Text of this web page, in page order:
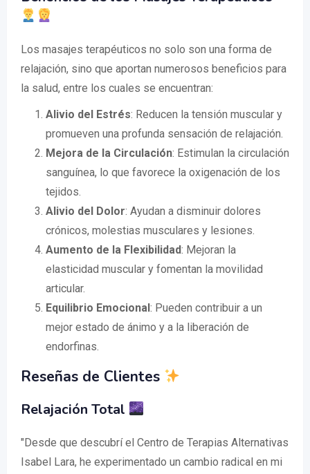
Los masajes terapéuticos no solo son una forma de
relajación, sino que aportan numerosos beneficios para
la salud, entre los cuales se encuentran:
Alivio del Estrés: Reducen la tensión muscular y
promueven una profunda sensación de relajación.
Mejora de la Circulación: Estimulan la circulación
sanguínea, lo que favorece la oxigenación de los
tejidos.
Alivio del Dolor: Ayudan a disminuir dolores
crónicos, molestias musculares y lesiones.
Aumento de la Flexibilidad: Mejoran la
elasticidad muscular y fomentan la movilidad
articular.
Equilibrio Emocional: Pueden contribuir a un
mejor estado de ánimo y a la liberación de
endorfinas.
Reseñas de Clientes
Relajación Total
"Desde que descubrí el Centro de Terapias Alternativas
Isabel Lara, he experimentado un cambio radical en mi